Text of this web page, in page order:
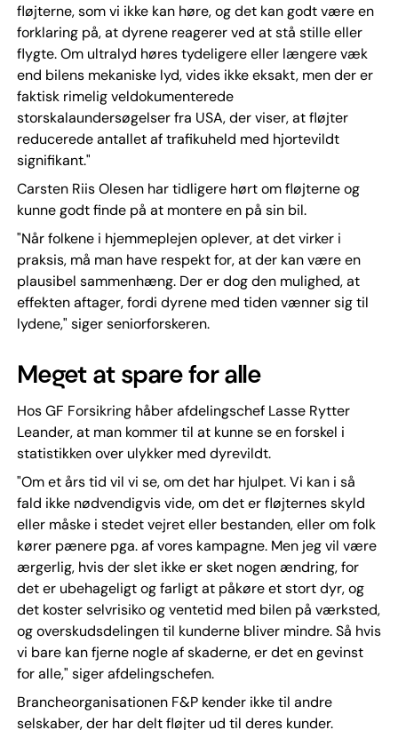
fløjterne, som vi ikke kan høre, og det kan godt være en
forklaring på, at dyrene reagerer ved at stå stille eller
flygte. Om ultralyd høres tydeligere eller længere væk
end bilens mekaniske lyd, vides ikke eksakt, men der er
faktisk rimelig veldokumenterede
storskalaundersøgelser fra USA, der viser, at fløjter
reducerede antallet af trafikuheld med hjortevildt
signifikant."
Carsten Riis Olesen har tidligere hørt om fløjterne og
kunne godt finde på at montere en på sin bil.
"Når folkene i hjemmeplejen oplever, at det virker i
praksis, må man have respekt for, at der kan være en
plausibel sammenhæng. Der er dog den mulighed, at
effekten aftager, fordi dyrene med tiden vænner sig til
lydene," siger seniorforskeren.
Meget at spare for alle
Hos GF Forsikring håber afdelingschef Lasse Rytter
Leander, at man kommer til at kunne se en forskel i
statistikken over ulykker med dyrevildt.
"Om et års tid vil vi se, om det har hjulpet. Vi kan i så
fald ikke nødvendigvis vide, om det er fløjternes skyld
eller måske i stedet vejret eller bestanden, eller om folk
kører pænere pga. af vores kampagne. Men jeg vil være
ærgerlig, hvis der slet ikke er sket nogen ændring, for
det er ubehageligt og farligt at påkøre et stort dyr, og
det koster selvrisiko og ventetid med bilen på værksted,
og overskudsdelingen til kunderne bliver mindre. Så hvis
vi bare kan fjerne nogle af skaderne, er det en gevinst
for alle," siger afdelingschefen.
Brancheorganisationen F&P kender ikke til andre
selskaber, der har delt fløjter ud til deres kunder.